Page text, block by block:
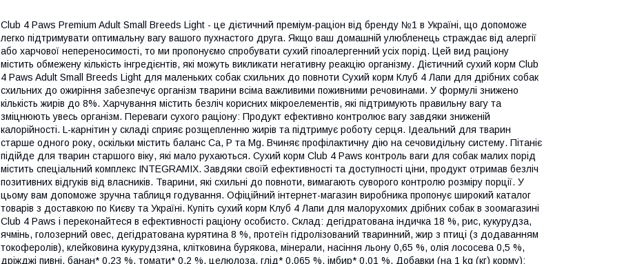
Club 4 Paws Premium Adult Small Breeds Light - це дієтичний преміум-раціон від бренду №1 в Україні, що допоможе
легко підтримувати оптимальну вагу вашого пухнастого друга. Якщо ваш домашній улюбленець страждає від алергії
або харчової непереносимості, то ми пропонуємо спробувати сухий гіпоалергенний усіх порід. Цей вид раціону
містить обмежену кількість інгредієнтів, які можуть викликати негативну реакцію організму. Дієтичний сухий корм Club
4 Paws Adult Small Breeds Light для маленьких собак схильних до повноти Сухий корм Клуб 4 Лапи для дрібних собак
схильних до ожиріння забезпечує організм тварини всіма важливими поживними речовинами. У формулі знижено
кількість жирів до 8%. Харчування містить безліч корисних мікроелементів, які підтримують правильну вагу та
зміцнюють увесь організм. Переваги сухого раціону: Продукт ефективно контролює вагу завдяки зниженій
калорійності. L-карнітин у складі сприяє розщепленню жирів та підтримує роботу серця. Ідеальний для тварин
старше одного року, оскільки містить баланс Са, P та Mg. Вчиняє профілактичну дію на сечовидільну систему. Пітаніє
підійде для тварин старшого віку, які мало рухаються. Сухий корм Club 4 Paws контроль ваги для собак малих порід
містить спеціальний комплекс INTEGRAMIX. Завдяки своїй ефективності та доступності ціни, продукт отримав безліч
позитивних відгуків від власників. Тварини, які схильні до повноти, вимагають суворого контролю розміру порції. У
цьому вам допоможе зручна таблиця годування. Офіційний інтернет-магазин виробника пропонує широкий каталог
товарів з доставкою по Києву та Україні. Купіть сухий корм Клуб 4 Лапи для малорухомих дрібних собак в зоомагазині
Club 4 Paws і переконайтеся в ефективності раціону особисто. Склад: дегідратована індичка 18 %, рис, кукурудза,
ячмінь, голозерний овес, дегідратована курятина 8 %, протеїн гідролізований тваринний, жир з птиці (з додаванням
токоферолів), клейковина кукурудзяна, клітковина бурякова, мінерали, насіння льону 0,65 %, олія лососева 0,5 %,
дріжджі пивні, банан* 0,23 %, томати* 0,2 %, целюлоза, глід* 0,065 %, імбир* 0,01 %. Добавки (на 1 kg (кг) корму):